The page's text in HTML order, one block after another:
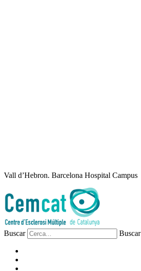
Vall d’Hebron. Barcelona Hospital Campus
Buscar Buscar